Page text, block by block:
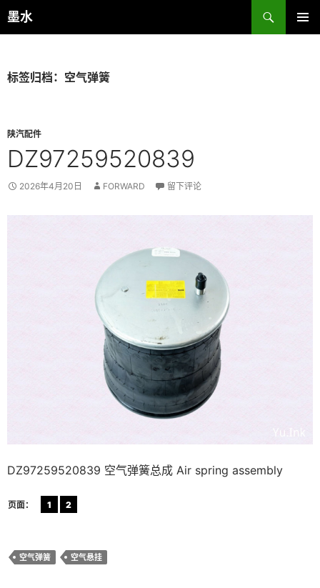
跳
至
墨水
搜
索
标签归档：空气弹簧
陕汽配件
DZ97259520839
2026年4月20日 FORWARD 留下评论
DZ97259520839 空气弹簧总成 Air spring assembly
页面： 1 2
空气弹簧 空气悬挂